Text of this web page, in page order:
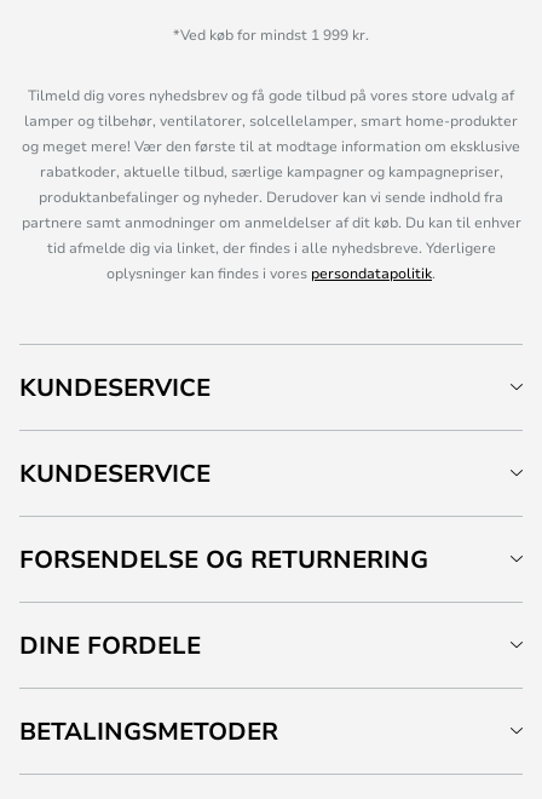
*Ved køb for mindst 1 999 kr.
Tilmeld dig vores nyhedsbrev og få gode tilbud på vores store udvalg af
lamper og tilbehør, ventilatorer, solcellelamper, smart home-produkter
og meget mere! Vær den første til at modtage information om eksklusive
rabatkoder, aktuelle tilbud, særlige kampagner og kampagnepriser,
produktanbefalinger og nyheder. Derudover kan vi sende indhold fra
partnere samt anmodninger om anmeldelser af dit køb. Du kan til enhver
tid afmelde dig via linket, der findes i alle nyhedsbreve. Yderligere
oplysninger kan findes i vores persondatapolitik.
KUNDESERVICE
KUNDESERVICE
FORSENDELSE OG RETURNERING
DINE FORDELE
BETALINGSMETODER